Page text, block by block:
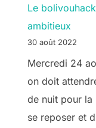
Le
ambitieux
30 août 2022
Mercredi 24
on doit
de nuit pour la
se reposer et